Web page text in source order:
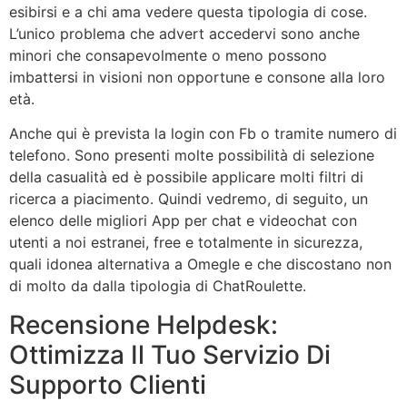
esibirsi e a chi ama vedere questa tipologia di cose.
L’unico problema che advert accedervi sono anche
minori che consapevolmente o meno possono
imbattersi in visioni non opportune e consone alla loro
età.
Anche qui è prevista la login con Fb o tramite numero di
telefono. Sono presenti molte possibilità di selezione
della casualità ed è possibile applicare molti filtri di
ricerca a piacimento. Quindi vedremo, di seguito, un
elenco delle migliori App per chat e videochat con
utenti a noi estranei, free e totalmente in sicurezza,
quali idonea alternativa a Omegle e che discostano non
di molto da dalla tipologia di ChatRoulette.
Recensione Helpdesk:
Ottimizza Il Tuo Servizio Di
Supporto Clienti